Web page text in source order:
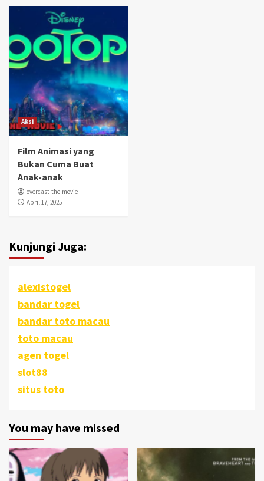
Aksi
Film Animasi yang
Bukan Cuma Buat
Anak-anak
overcast-the-movie
April 17, 2025
Kunjungi Juga:
alexistogel
bandar togel
bandar toto macau
toto macau
agen togel
slot88
situs toto
You may have missed